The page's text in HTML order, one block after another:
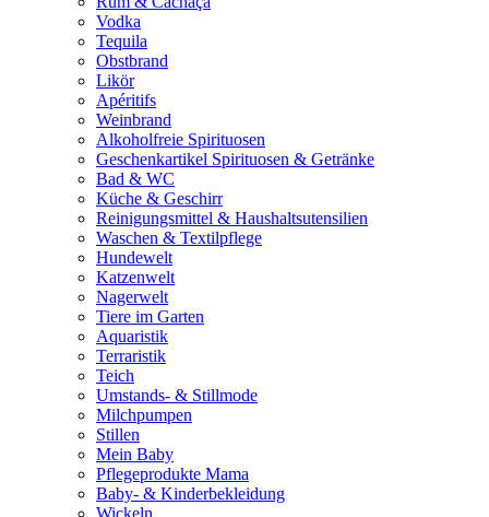
Vodka
Tequila
Obstbrand
Likör
Apéritifs
Weinbrand
Alkoholfreie Spirituosen
Geschenkartikel Spirituosen & Getränke
Bad & WC
Küche & Geschirr
Reinigungsmittel & Haushaltsutensilien
Waschen & Textilpflege
Hundewelt
Katzenwelt
Nagerwelt
Tiere im Garten
Aquaristik
Terraristik
Teich
Umstands- & Stillmode
Milchpumpen
Stillen
Mein Baby
Pflegeprodukte Mama
Baby- & Kinderbekleidung
Wickeln